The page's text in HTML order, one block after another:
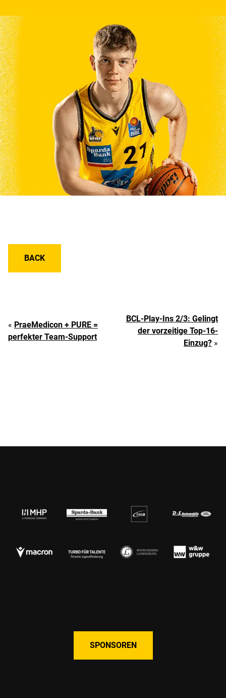
BACK
« PraeMedicon + PURE =
perfekter Team-Support
BCL-Play-Ins 2/3: Gelingt
der vorzeitige Top-16-
Einzug? »
SPONSOREN